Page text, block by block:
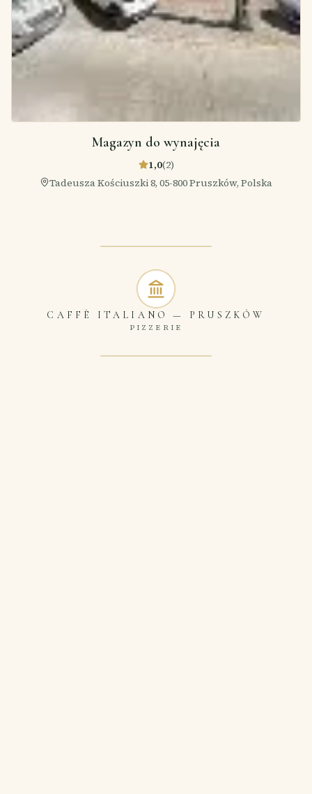
Magazyn do wynajęcia
1,0(2)
Tadeusza Kościuszki 8, 05-800 Pruszków, Polska
CAFFÈ ITALIANO — PRUSZKÓW
PIZZERIE